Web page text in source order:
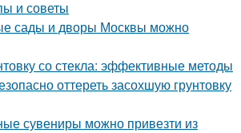
и советы
сады и дворы Москвы можно
со стекла: эффективные методы
оттереть засохшую грунтовку
сувениры можно привезти из